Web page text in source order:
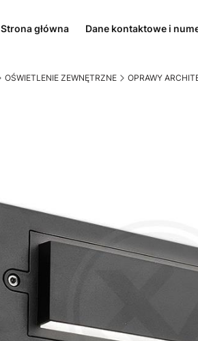
Strona główna Dane kontaktowe i
OŚWIETLENIE ZEWNĘTRZNE OPRAWY